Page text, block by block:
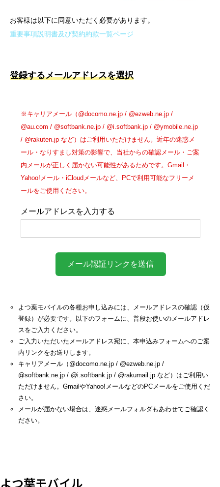
お客様は以下に同意いただく必要があります。
重要事項説明書及び契約約款一覧ページ
登録するメールアドレスを選択
※キャリアメール（@docomo.ne.jp / @ezweb.ne.jp /
@au.com / @softbank.ne.jp / @i.softbank.jp / @ymobile.ne.jp
/ @rakuten.jp など）はご利用いただけません。近年の迷惑メ
ール・なりすまし対策の影響で、当社からの確認メール・ご案
内メールが正しく届かない可能性があるためです。Gmail・
Yahoo!メール・iCloudメールなど、PCで利用可能なフリーメ
ールをご使用ください。
メールアドレスを入力する
よつ葉モバイルの各種お申し込みには、メールアドレスの確認（仮
登録）が必要です。以下のフォームに、普段お使いのメールアドレ
スをご入力ください。
ご入力いただいたメールアドレス宛に、本申込みフォームへのご案
内リンクをお送りします。
キャリアメール（@docomo.ne.jp / @ezweb.ne.jp /
@softbank.ne.jp / @i.softbank.jp / @rakumail.jp など）はご利用い
ただけません。GmailやYahoo!メールなどのPCメールをご使用くだ
さい。
メールが届かない場合は、迷惑メールフォルダもあわせてご確認く
ださい。
よつ葉モバイル